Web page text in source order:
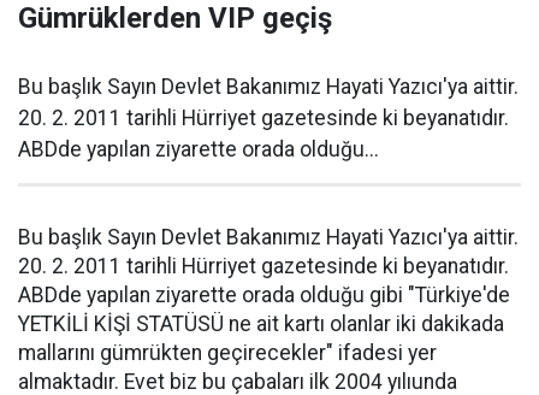
Gümrüklerden VIP geçiş
Bu başlık Sayın Devlet Bakanımız Hayati Yazıcı'ya aittir.
20. 2. 2011 tarihli Hürriyet gazetesinde ki beyanatıdır.
ABDde yapılan ziyarette orada olduğu...
Bu başlık Sayın Devlet Bakanımız Hayati Yazıcı'ya aittir.
20. 2. 2011 tarihli Hürriyet gazetesinde ki beyanatıdır.
ABDde yapılan ziyarette orada olduğu gibi "Türkiye'de
YETKİLİ KİŞİ STATÜSÜ ne ait kartı olanlar iki dakikada
mallarını gümrükten geçirecekler" ifadesi yer
almaktadır. Evet biz bu çabaları ilk 2004 yılıunda